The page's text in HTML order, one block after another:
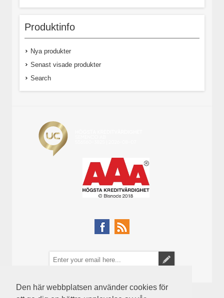
Den här webbplatsen använder cookies för
Produktinfo
Nya produkter
Senast visade produkter
Search